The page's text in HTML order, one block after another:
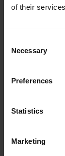
of their
Selection
Necessary
Preferences
Statistics
Marketing
Generace
Připojení
Dříve tyto
Práce lze